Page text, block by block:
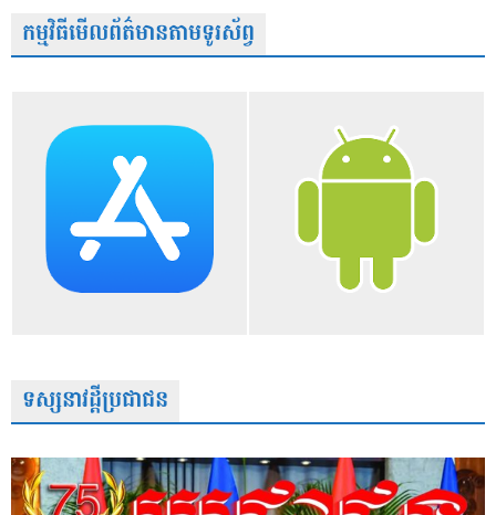
កម្មវិធីមើលព័ត៌មានតាមទូរស័ព្វ
ទស្សនាវដ្តីប្រជាជន